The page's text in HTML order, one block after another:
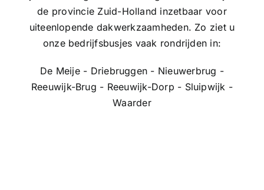
de provincie Zuid-Holland inzetbaar voor
uiteenlopende dakwerkzaamheden. Zo ziet u
onze bedrijfsbusjes vaak rondrijden in:
De Meije - Driebruggen - Nieuwerbrug -
Reeuwijk-Brug - Reeuwijk-Dorp - Sluipwijk -
Waarder